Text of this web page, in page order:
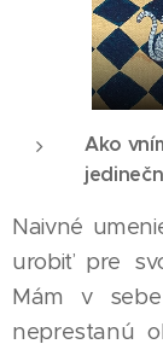
Ako
Naivné
urobiť pre
Mám v
neprestanú